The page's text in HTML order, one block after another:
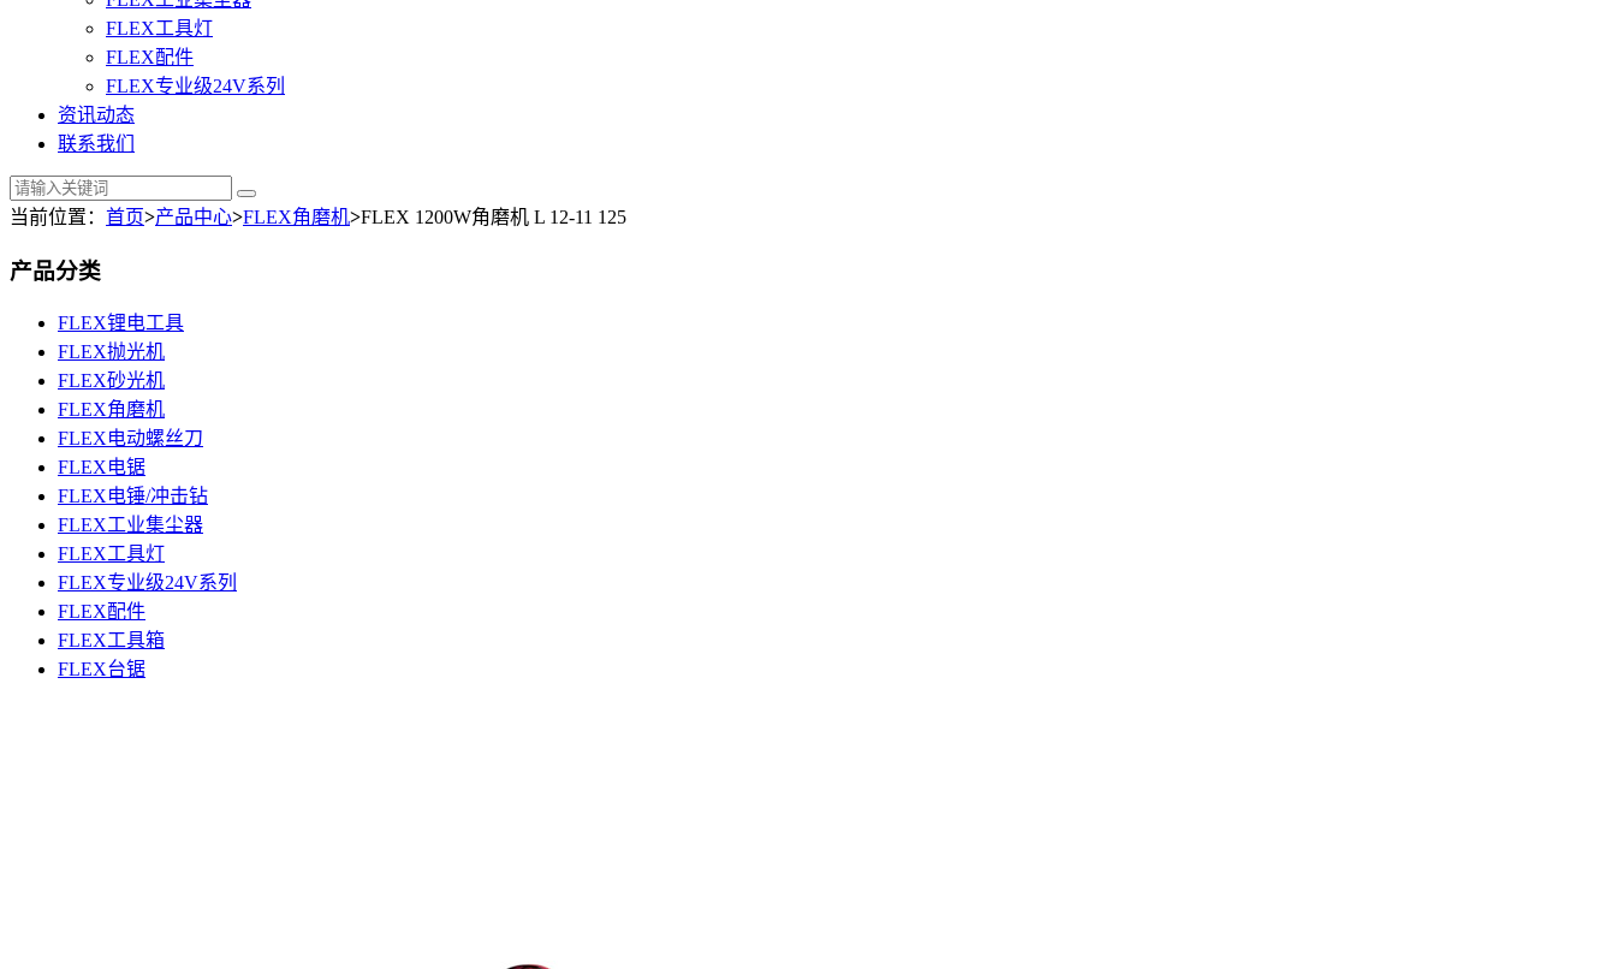
FLEX工具灯
FLEX配件
FLEX专业级24V系列
资讯动态
联系我们
当前位置： 首页>产品中心>FLEX角磨机>FLEX 1200W角磨机 L 12-11 125
产品分类
FLEX锂电工具
FLEX抛光机
FLEX砂光机
FLEX角磨机
FLEX电动螺丝刀
FLEX电锯
FLEX电锤/冲击钻
FLEX工业集尘器
FLEX工具灯
FLEX专业级24V系列
FLEX配件
FLEX工具箱
FLEX台锯